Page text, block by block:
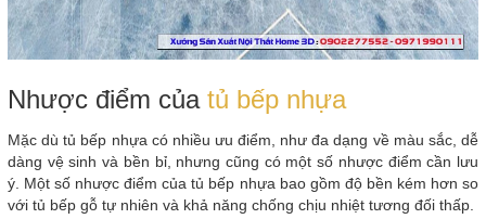
Nhược điểm của tủ bếp nhựa
Mặc dù tủ bếp nhựa có nhiều ưu điểm, như đa dạng về màu sắc, dễ
dàng vệ sinh và bền bỉ, nhưng cũng có một số nhược điểm cần lưu
ý. Một số nhược điểm của tủ bếp nhựa bao gồm độ bền kém hơn so
với tủ bếp gỗ tự nhiên và khả năng chống chịu nhiệt tương đối thấp.